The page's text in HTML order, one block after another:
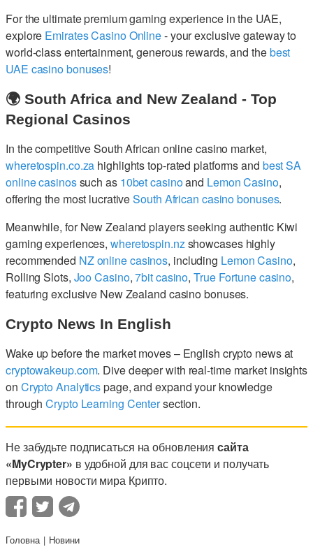
For the ultimate premium gaming experience in the UAE,
explore Emirates Casino Online- your exclusive gateway to
world-class entertainment, generous rewards, and thebest
UAE casino bonuses!
🌍 South Africa and New Zealand - Top
Regional Casinos
In the competitive South African online casino market,
wheretospin.co.za highlights top-rated platforms and best SA
online casinossuch as 10bet casinoand Lemon Casino,
offering the most lucrativeSouth African casino bonuses.
Meanwhile, for New Zealand players seeking authentic Kiwi
gaming experiences, wheretospin.nzshowcases highly
recommended NZ online casinos, including Lemon Casino,
Rolling Slots, Joo Casino,7bit casino,True Fortune casino,
featuring exclusive New Zealand casino bonuses.
Crypto News In English
Wake up before the market moves – English crypto news at
cryptowakeup.com. Dive deeper with real-time market insights
on Crypto Analyticspage, and expand your knowledge
throughCrypto Learning Centersection.
Не забудьте подписаться на обновлениясайта
«MyCrypter» в удобной для вас соцсети и получать
первыми новости мира Крипто.
Головна Новини